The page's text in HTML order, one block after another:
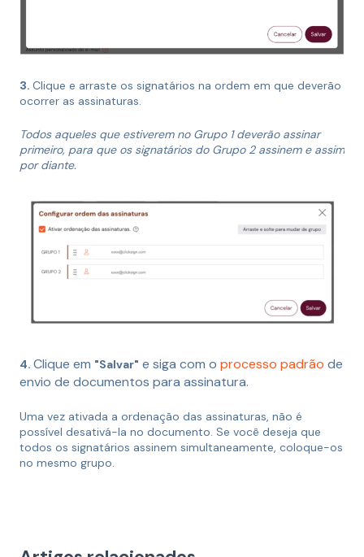
3. Clique e arraste os signatários na ordem em que deverão
ocorrer as assinaturas.
Todos aqueles que estiverem no Grupo 1 deverão assinar
primeiro, para que os signatários do Grupo 2 assinem e assim
por diante.
4. Clique em "Salvar" e siga com o processo padrão de
envio de documentos para assinatura.
Uma vez ativada a ordenação das assinaturas, não é
possível desativá-la no documento. Se você deseja que
todos os signatários assinem simultaneamente, coloque-os
no mesmo grupo.